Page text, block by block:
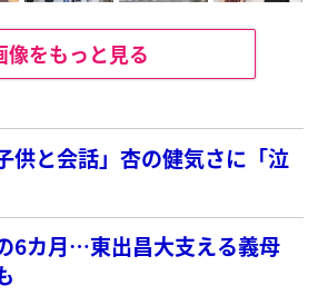
像をもっと見る
供と会話」杏の健気さに「泣
6カ月…東出昌大支える義母